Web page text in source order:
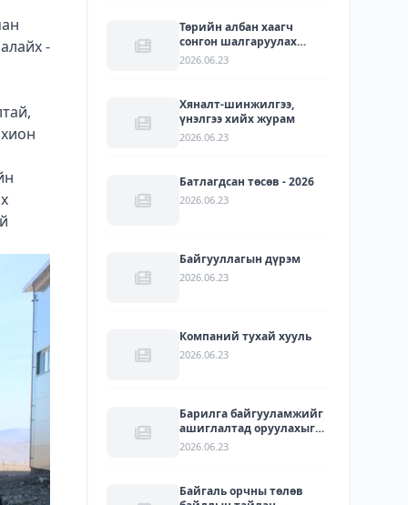
-
Төрийн албан хаагч
сонгон шалгаруулах
журам
2026.06.23
Хяналт-шинжилгээ,
үнэлгээ хийх журам
2026.06.23
Батлагдсан төсөв - 2026
2026.06.23
Байгууллагын дүрэм
2026.06.23
Компаний тухай хууль
2026.06.23
Барилга байгууламжийг
ашиглалтад оруулахыг
зөвшөөрсөн акт
2026.06.23
Байгаль орчны төлөв